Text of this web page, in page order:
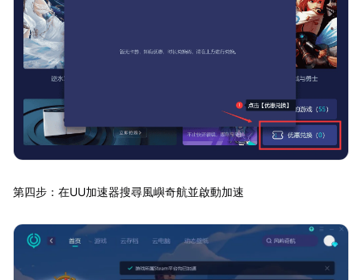
第四步：在UU加速器搜尋風嶼奇航並啟動加速